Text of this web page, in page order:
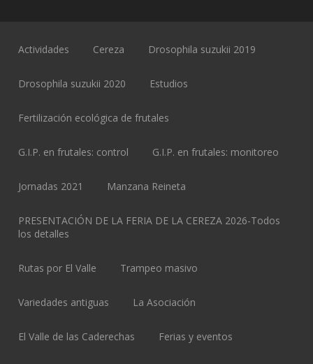
Actividades Cereza Drosophila suzukii 2019
Drosophila suzukii 2020 Estudios
Fertilización ecológica de frutales
G.I.P. en frutales: control G.I.P. en frutales: monitoreo
Jornadas 2021 Manzana Reineta
PRESENTACIÓN DE LA FERIA DE LA CEREZA 2026-Todos
los detalles
Rutas por El Valle Trampeo masivo
Variedades antiguas La Asociación
El Valle de las Caderechas Ferias y eventos